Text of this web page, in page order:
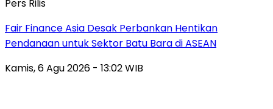
Pers Rilis
Fair Finance Asia Desak Perbankan Hentikan
Pendanaan untuk Sektor Batu Bara di ASEAN
Kamis, 6 Agu 2026 - 13:02 WIB